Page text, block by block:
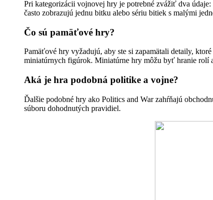
Pri kategorizácii vojnovej hry je potrebné zvážiť dva
často zobrazujú jednu bitku alebo sériu bitiek s malými
Čo sú pamäťové hry?
Pamäťové hry vyžadujú, aby ste si zapamätali detaily,
miniatúrnych figúrok. Miniatúrne hry môžu byť hranie rolí
Aká je hra podobná politike a vojne?
Ďalšie podobné hry ako Politics and War zahŕňajú
súboru dohodnutých pravidiel.